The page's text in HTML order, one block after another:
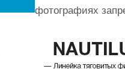
фотографиях